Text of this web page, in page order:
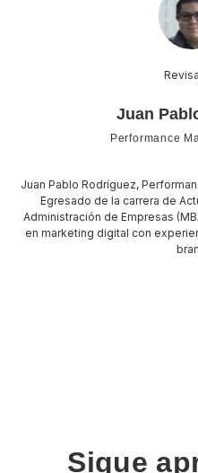
Juan
Performance
Juan Pablo Rodríguez,
Egresado de la carrera de
Administración de Empresas
en marketing digital con
Sigue